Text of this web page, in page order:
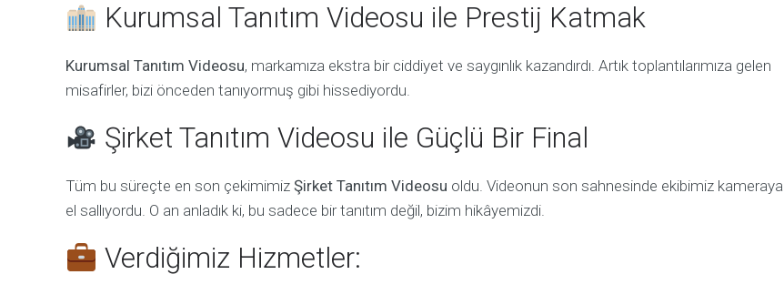
Kurumsal Tanıtım Videosu ile Prestij Katmak
Kurumsal Tanıtım Videosu, markamıza ekstra bir ciddiyet ve saygınlık kazandırdı. Artık toplantılarımıza gelen
misafirler, bizi önceden tanıyormuş gibi hissediyordu.
Şirket Tanıtım Videosu ile Güçlü Bir Final
Tüm bu süreçte en son çekimimiz Şirket Tanıtım Videosu oldu. Videonun son sahnesinde ekibimiz kameraya
el sallıyordu. O an anladık ki, bu sadece bir tanıtım değil, bizim hikâyemizdi.
Verdiğimiz Hizmetler: